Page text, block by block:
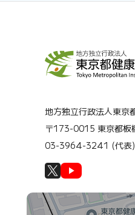
地方独立行政法人東京
〒173-0015 東京都板
03-3964-3241 (代表)